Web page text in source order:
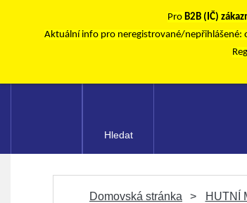
Pro B2B (IČ)
Aktuální info pro neregistrované/nepřihlášené:
Hledat
Domovská stránka HUTNÍ